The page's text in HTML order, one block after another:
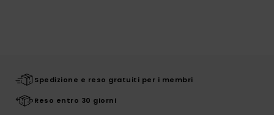
Spedizione e reso gratuiti per i membri
Reso entro 30 giorni